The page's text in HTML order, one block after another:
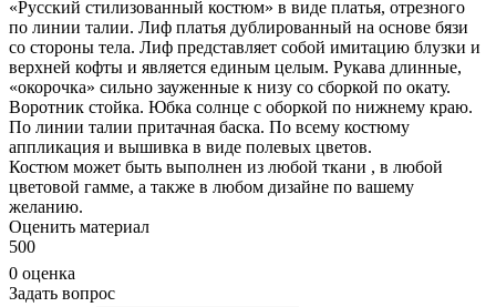
«Русский стилизованный костюм» в виде платья, отрезного
по линии талии. Лиф платья дублированный на основе бязи
со стороны тела. Лиф представляет собой имитацию блузки и
верхней кофты и является единым целым. Рукава длинные,
«окорочка» сильно зауженные к низу со сборкой по окату.
Воротник стойка. Юбка солнце с оборкой по нижнему краю.
По линии талии притачная баска. По всему костюму
аппликация и вышивка в виде полевых цветов.
Костюм может быть выполнен из любой ткани , в любой
цветовой гамме, а также в любом дизайне по вашему
желанию.
Оценить материал
500
0 оценка
Задать вопрос